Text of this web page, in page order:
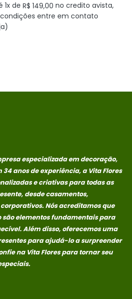
1x de R$ 149,00 no credito avista,
entre em contato
especializada em decoração,
34 anos de experiência, a Vita Flores
e criativas para todas as
desde casamentos,
Nós acreditamos que
são elementos fundamentais para
Além disso, oferecemos uma
para ajudá-lo a surpreender
na Vita Flores para tornar seu